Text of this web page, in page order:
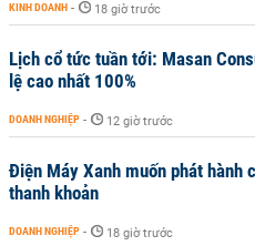
KINH DOANH - 18 giờ trước
Lịch cổ tức tuần tới: Masan
lệ cao nhất 100%
DOANH NGHIỆP - 12 giờ trước
Điện Máy Xanh muốn phát
thanh khoản
DOANH NGHIỆP - 18 giờ trước